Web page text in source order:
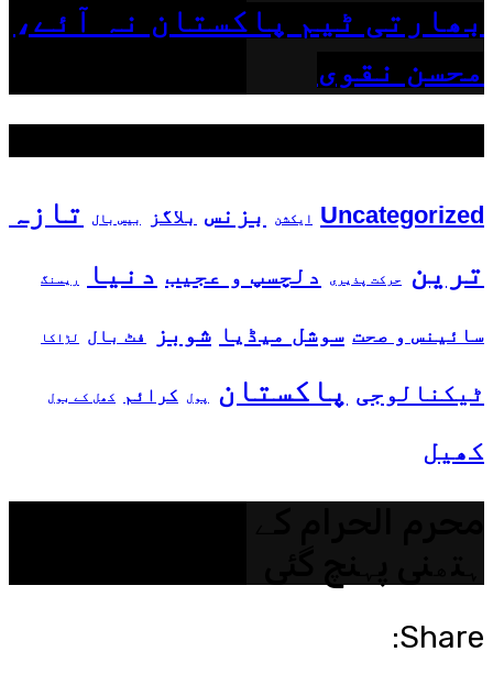
بھارتی ٹیم پاکستان نہ آئے،
محسن نقوی
Uncategorized ایکشن بزنس بلاگز بیس بال
تازہ
ترین
حرکت پذیری دلچسپ و عجیب دنیا ریسنگ
سائینس و صحت سوشل میڈیا شوبز فٹ بال لڑاکا
ٹیکنالوجی پاکستان پول کرائم کھل کے بول
کھیل
Share: